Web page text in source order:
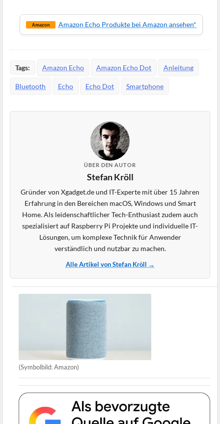
Amazon Amazon Echo Produkte bei Amazon ansehen*
Tags: Amazon Echo Amazon Echo Dot Anleitung
Bluetooth Echo Echo Dot Smartphone
ÜBER DEN AUTOR
Stefan Kröll
Gründer von Xgadget.de und IT-Experte mit über 15 Jahren
Erfahrung in den Bereichen macOS, Windows und Smart
Home. Als leidenschaftlicher Tech-Enthusiast zudem auch
spezialisiert auf Raspberry Pi Projekte und individuelle IT-
Lösungen, um komplexe Technik für Anwender
verständlich und nutzbar zu machen.
Alle Artikel von Stefan Kröll →
(Symbolbild: Amazon)